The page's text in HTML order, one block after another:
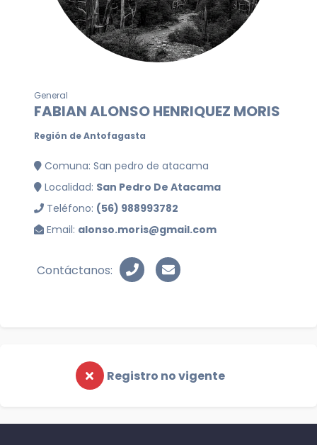
General
FABIAN ALONSO HENRIQUEZ MORIS
Región de Antofagasta
Comuna: San pedro de atacama
Localidad: San Pedro De Atacama
Teléfono: (56) 988993782
Email: alonso.moris@gmail.com
Contáctanos:
Registro no vigente